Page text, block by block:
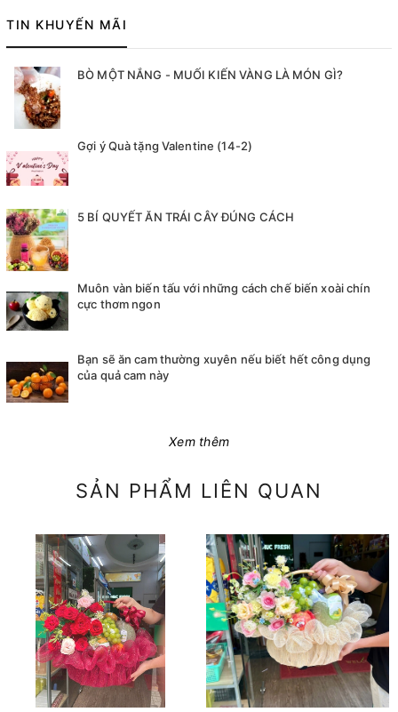
TIN KHUYẾN MÃI
BÒ MỘT NẮNG - MUỐI KIẾN VÀNG LÀ MÓN GÌ?
Gợi ý Quà tặng Valentine (14-2)
5 BÍ QUYẾT ĂN TRÁI CÂY ĐÚNG CÁCH
Muôn vàn biến tấu với những cách chế biến xoài chín
cực thơm ngon
Bạn sẽ ăn cam thường xuyên nếu biết hết công dụng
của quả cam này
Xem thêm
SẢN PHẨM LIÊN QUAN